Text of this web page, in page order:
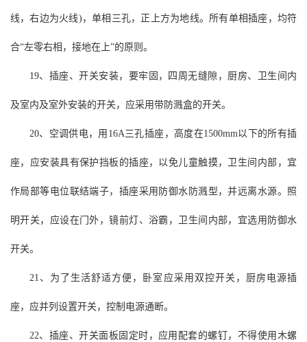
线，右边为火线)，单相三孔，正上方为地线。所有单相插座，均符
合“左零右相，接地在上”的原则。
19、插座、开关安装，要牢固，四周无缝隙，厨房、卫生间内
及室内及室外安装的开关，应采用带防溅盒的开关。
20、空调供电，用16A三孔插座，高度在1500mm以下的所有插
座，应安装具有保护挡板的插座，以免儿童触摸，卫生间内部，宜
作局部等电位联结端子，插座采用防御水防溅型，并远离水源。照
明开关，应设在门外，镜前灯、浴霸，卫生间内部，宜选用防御水
开关。
21、为了生活舒适方便，卧室应采用双控开关，厨房电源插
座，应并列设置开关，控制电源通断。
22、插座、开关面板固定时，应用配套的螺钉，不得使用木螺